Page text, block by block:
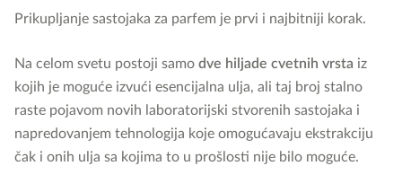
Prikupljanje sastojaka za parfem je prvi i najbitniji korak.
Na celom svetu postoji samo dve hiljade cvetnih vrsta iz
kojih je moguće izvući esencijalna ulja, ali taj broj stalno
raste pojavom novih laboratorijski stvorenih sastojaka i
napredovanjem tehnologija koje omogućavaju ekstrakciju
čak i onih ulja sa kojima to u prošlosti nije bilo moguće.